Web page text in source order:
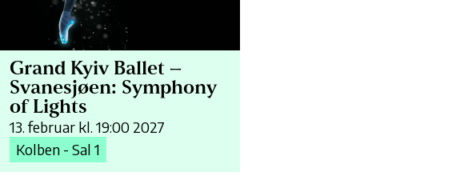
Grand Kyiv Ballet –
Svanesjøen: Symphony
of Lights
13. februar kl. 19:00 2027
Kolben - Sal 1